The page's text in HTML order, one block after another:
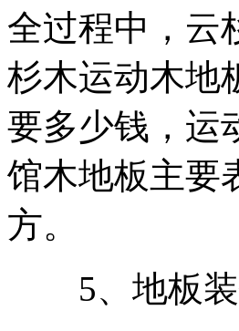
全过程中，云
杉木运动木地
要多少钱，运
馆木地板主要
方。
5、地板装